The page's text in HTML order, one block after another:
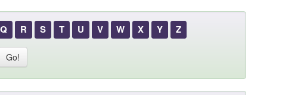
Q R S T U V W X Y Z